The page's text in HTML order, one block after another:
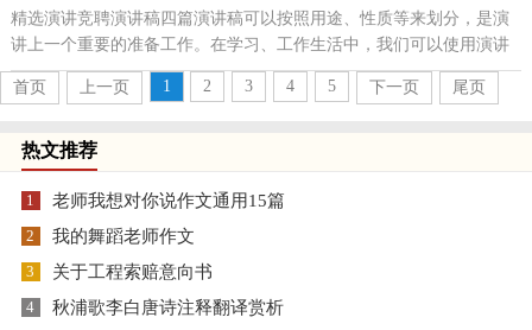
精选演讲竞聘演讲稿四篇演讲稿可以按照用途、性质等来划分，是演
讲上一个重要的准备工作。在学习、工作生活中，我们可以使用演讲
稿的机会越来越多，演讲稿的注意事项有许多，你确定...
首页
上一页 1 2 3 4 5 下一页 尾页
热文推荐
1 老师我想对你说作文通用15篇
2 我的舞蹈老师作文
3 关于工程索赔意向书
4 秋浦歌李白唐诗注释翻译赏析